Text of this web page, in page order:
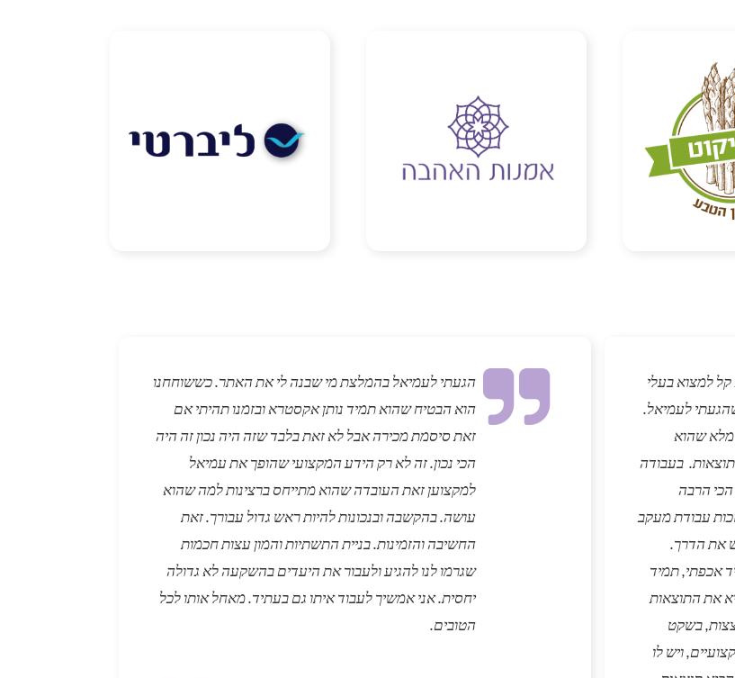
למצוא בעלי
לעמיאל.
מלא שהוא
בעבודה
הכי הרבה
עבודת מעקב
את הדרך.
אכפתי, תמיד
את התוצאות
בשקט
ויש לו
הגעתי לעמיאל בהמלצת מי שבנה לי את האתר. כששוחחנו
הוא הבטיח שהוא תמיד נותן אקסטרא ובזמנו תהיתי אם
זאת סיסמת מכירה אבל לא זאת בלבד שזה היה נכון זה היה
הכי נכון. זה לא רק הידע המקצועי שהופך את עמיאל
למקצוען זאת העובדה שהוא מתייחס ברצינות למה שהוא
עושה. בהקשבה ובנכונות להיות ראש גדול עבורך. זאת
החשיבה והזמינות. בניית התשתיות והמון עצות חכמות
שגרמו לנו להגיע ולעבור את היעדים בהשקעה לא גדולה
יחסית. אני אמשיך לעבוד איתו גם בעתיד. מאחל אותו לכל
הטובים.